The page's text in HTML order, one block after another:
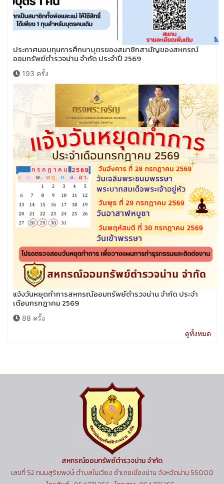
ประกาศมอบทุนการศึกษาบุตรของสมาชิกสามัญของสหกรณ์
ออมทรัพย์ตำรวจน่าน จำกัด ประจำปี 2569
193 ครั้ง
แจ้งวันหยุดทำการสหกรณ์ออมทรัพย์ตำรวจน่าน จำกัด ประจำ
เดือนกรกฎาคม 2569
88 ครั้ง
ดูทั้งหมด
สหกรณ์ออมทรัพย์ตำรวจน่าน จำกัด
เลขที่ 52 ถนนสุริยพงษ์ ตำบลในเวียง อำเภอเมืองน่าน จังหวัดน่าน 55000